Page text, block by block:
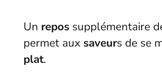
Un repos supplémentaire
permet aux saveurs de se
plat.